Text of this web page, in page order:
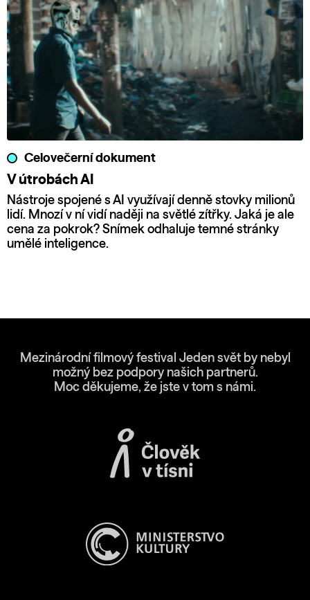
Celovečerní dokument
V útrobách AI
Nástroje spojené s AI využívají denně stovky milionů
lidí. Mnozí v ní vidí naději na světlé zítřky. Jaká je ale
cena za pokrok? Snímek odhaluje temné stránky
umělé inteligence.
Mezinárodní filmový festival Jeden svět by nebyl
možný bez podpory našich partnerů.
Moc děkujeme, že jste v tom s námi.